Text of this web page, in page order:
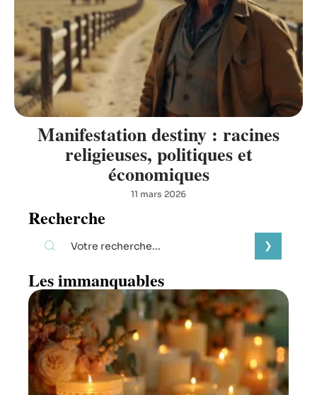
Manifestation destiny : racines
religieuses, politiques et
économiques
11 mars 2026
Recherche
Les immanquables